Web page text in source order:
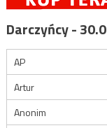
Darczyńcy -
AP
Artur
Anonim